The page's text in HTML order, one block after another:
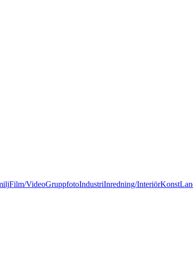
Film/VideoGruppfotoIndustriInredning/InteriörKonst